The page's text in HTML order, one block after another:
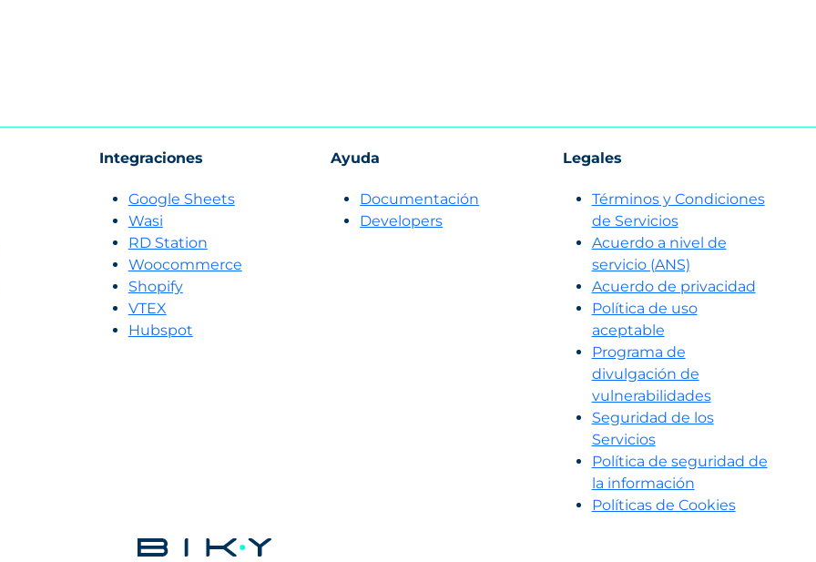
Integraciones
Google Sheets
Wasi
RD Station
Woocommerce
Shopify
VTEX
Hubspot
Ayuda
Documentación
Developers
Legales
Términos y Condiciones
de Servicios
Acuerdo a nivel de
servicio (ANS)
Acuerdo de privacidad
Política de uso
aceptable
Programa de
divulgación de
vulnerabilidades
Seguridad de los
Servicios
Política de seguridad de
la información
Políticas de Cookies